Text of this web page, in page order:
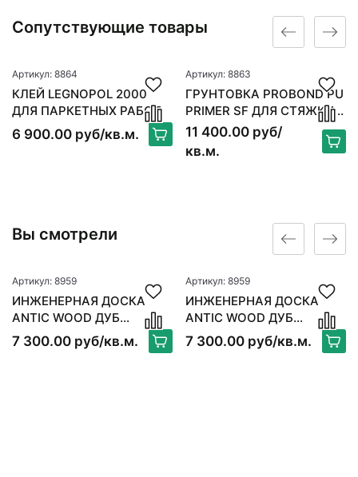
Сопутствующие товары
Артикул: 8864
КЛЕЙ LEGNOPOL 2000
ДЛЯ ПАРКЕТНЫХ РАБОТ
6 900.00 руб/кв.м.
Артикул: 8863
ГРУНТОВКА PROBOND PU
PRIMER SF ДЛЯ СТЯЖКИ 6
КГ
11 400.00 руб/
кв.м.
Вы смотрели
Артикул: 8959
ИНЖЕНЕРНАЯ ДОСКА
ANTIC WOOD ДУБ
АЛЯСКА
7 300.00 руб/кв.м.
Артикул: 8959
ИНЖЕНЕРНАЯ ДОСКА
ANTIC WOOD ДУБ
АЛЯСКА
7 300.00 руб/кв.м.